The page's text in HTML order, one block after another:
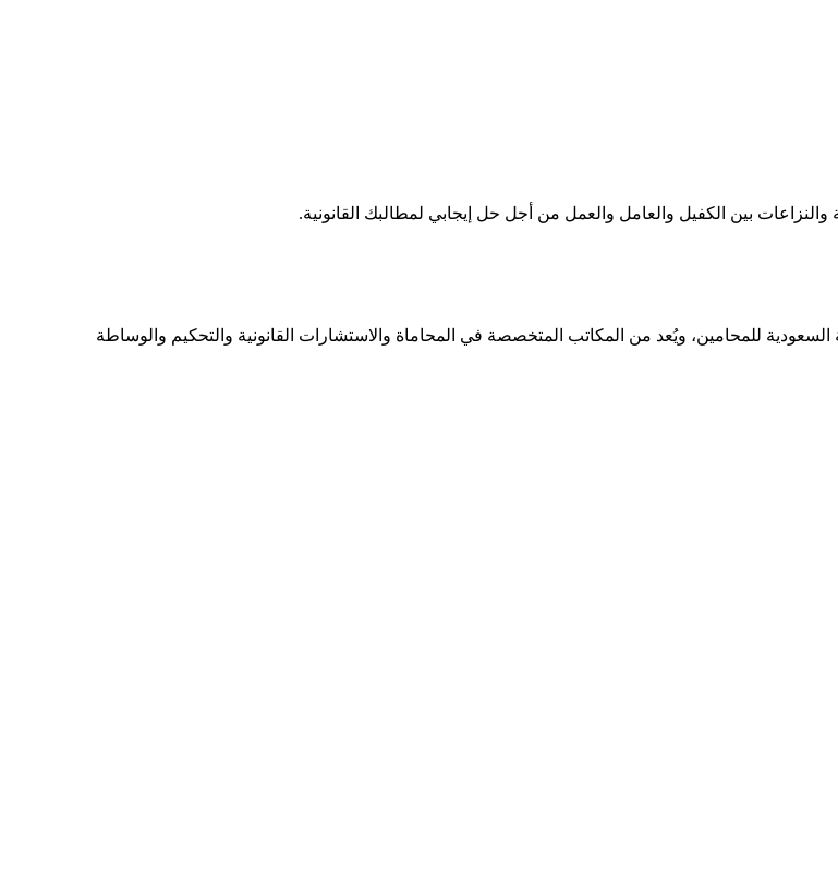
بين الكفيل والعامل والعمل من أجل حل إيجابي لمطالبك القانونية.
للمحامين، ويُعد من المكاتب المتخصصة في المحاماة والاستشارات القانونية والتحكيم والوساطة